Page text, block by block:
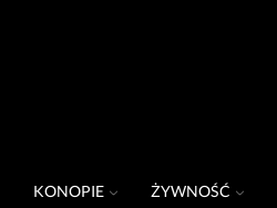
KONOPIE ŻYWNOŚĆ